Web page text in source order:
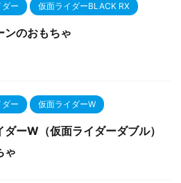
ー 仮面ライダーBLACK RX
ンのおもちゃ
ー 仮面ライダーW
ダーW（仮面ライダーダブル）
ゃ